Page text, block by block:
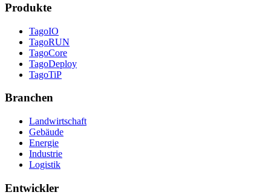
Produkte
TagoIO
TagoRUN
TagoCore
TagoDeploy
TagoTiP
Branchen
Landwirtschaft
Gebäude
Energie
Industrie
Logistik
Entwickler